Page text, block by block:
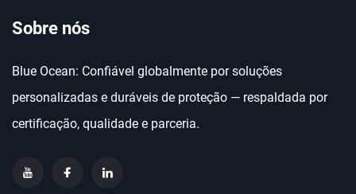
Sobre nós
Blue Ocean: Confiável globalmente por soluções
personalizadas e duráveis de proteção — respaldada por
certificação, qualidade e parceria.